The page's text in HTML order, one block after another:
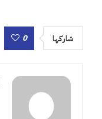
شاركها 0